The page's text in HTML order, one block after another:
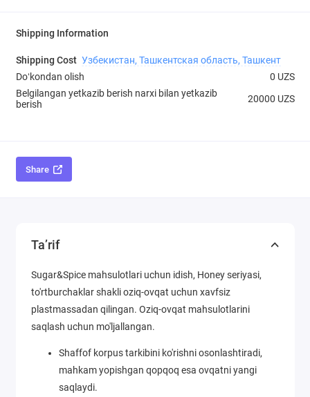
Shipping Information
Shipping Cost Узбекистан, Ташкентская область, Ташкент
Doʻkondan olish
0 UZS
Belgilangan yetkazib berish narxi bilan yetkazib
berish
20000 UZS
Share
Ta’rif
Sugar&Spice mahsulotlari uchun idish, Honey seriyasi,
to'rtburchaklar shakli oziq-ovqat uchun xavfsiz
plastmassadan qilingan. Oziq-ovqat mahsulotlarini
saqlash uchun mo'ljallangan.
Shaffof korpus tarkibini ko'rishni osonlashtiradi,
mahkam yopishgan qopqoq esa ovqatni yangi
saqlaydi.